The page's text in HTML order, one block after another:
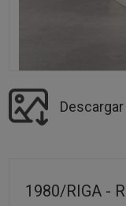
1980/RIGA -